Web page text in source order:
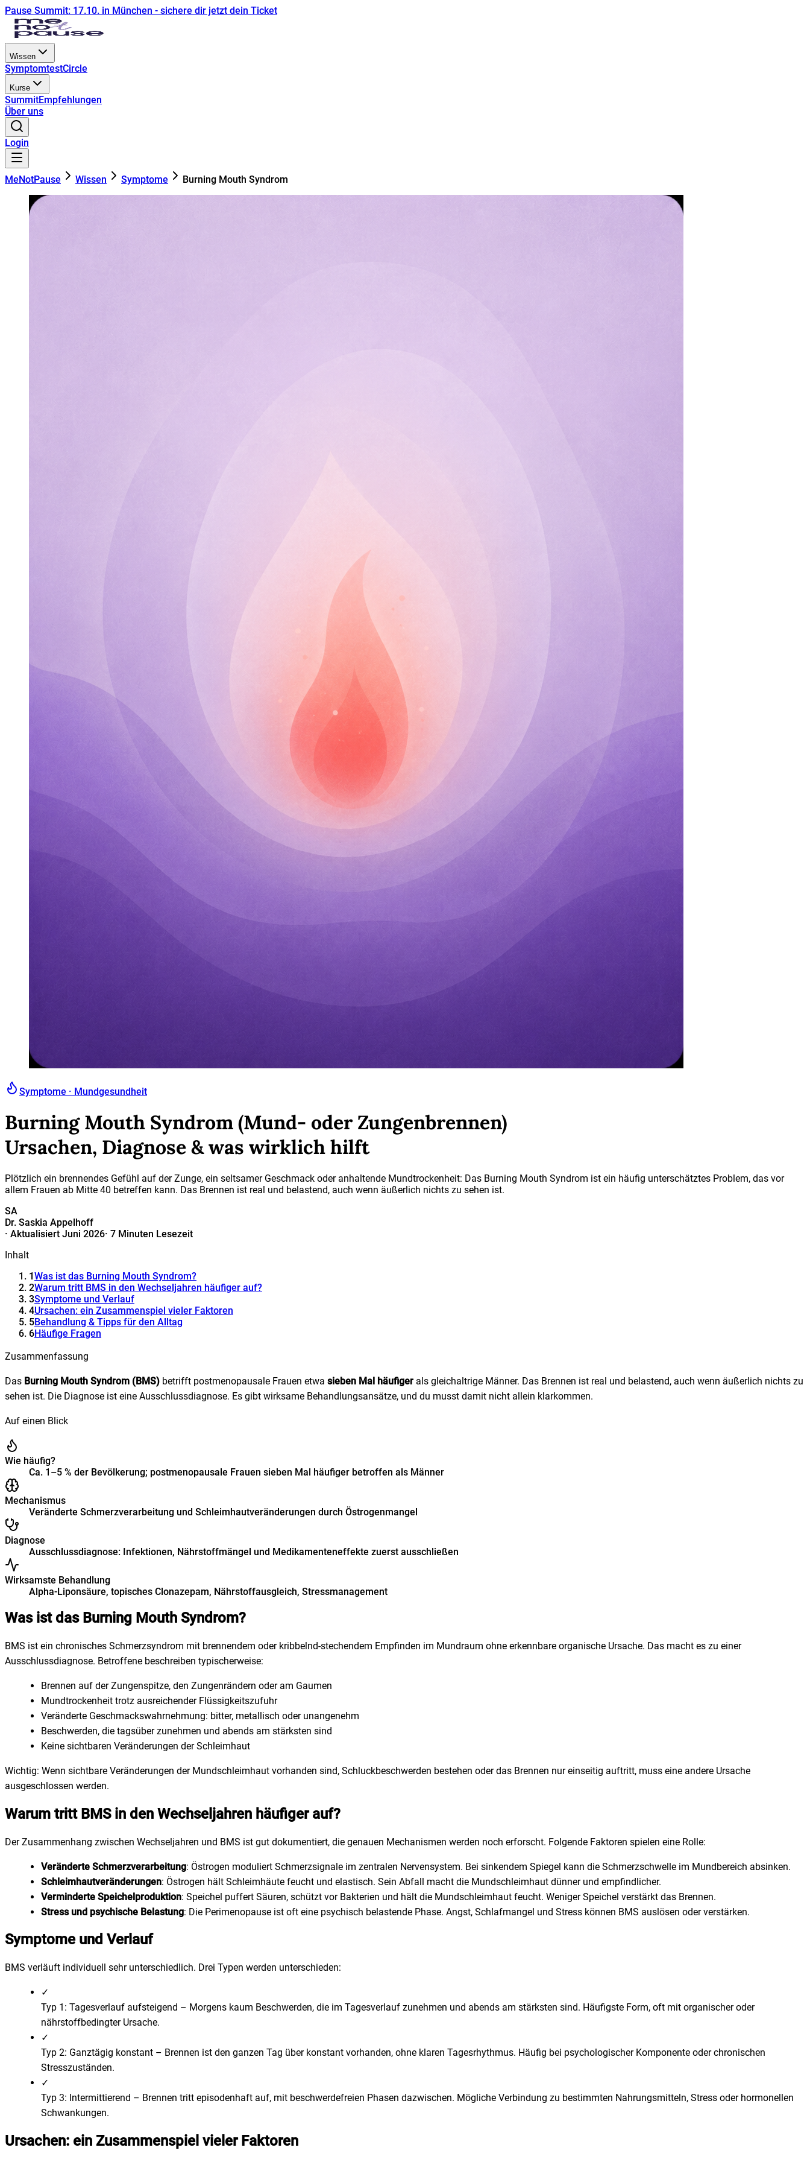
Pause Summit: 17.10. in München - sichere dir jetzt dein Ticket
Wissen
SymptomtestCircle
Kurse
SummitEmpfehlungen
Über uns
Login
MeNotPause Wissen Symptome Burning Mouth Syndrom
Symptome · Mundgesundheit
Burning Mouth Syndrom (Mund- oder Zungenbrennen)
Ursachen, Diagnose & was wirklich hilft
Plötzlich ein brennendes Gefühl auf der Zunge, ein seltsamer Geschmack oder anhaltende Mundtrockenheit: Das Burning Mouth Syndrom ist ein häufig unterschätztes Problem, das vor
allem Frauen ab Mitte 40 betreffen kann. Das Brennen ist real und belastend, auch wenn äußerlich nichts zu sehen ist.
SA
Dr. Saskia Appelhoff
· Aktualisiert Juni 2026· 7 Minuten Lesezeit
Inhalt
1Was ist das Burning Mouth Syndrom?
2Warum tritt BMS in den Wechseljahren häufiger auf?
3Symptome und Verlauf
4Ursachen: ein Zusammenspiel vieler Faktoren
5Behandlung & Tipps für den Alltag
6Häufige Fragen
Zusammenfassung
Das Burning Mouth Syndrom (BMS) betrifft postmenopausale Frauen etwa sieben Mal häufiger als gleichaltrige Männer. Das Brennen ist real und belastend, auch wenn äußerlich nichts zu
sehen ist. Die Diagnose ist eine Ausschlussdiagnose. Es gibt wirksame Behandlungsansätze, und du musst damit nicht allein klarkommen.
Auf einen Blick
Wie häufig?
Ca. 1–5 % der Bevölkerung; postmenopausale Frauen sieben Mal häufiger betroffen als Männer
Mechanismus
Veränderte Schmerzverarbeitung und Schleimhautveränderungen durch Östrogenmangel
Diagnose
Ausschlussdiagnose: Infektionen, Nährstoffmängel und Medikamenteneffekte zuerst ausschließen
Wirksamste Behandlung
Alpha-Liponsäure, topisches Clonazepam, Nährstoffausgleich, Stressmanagement
Was ist das Burning Mouth Syndrom?
BMS ist ein chronisches Schmerzsyndrom mit brennendem oder kribbelnd-stechendem Empfinden im Mundraum ohne erkennbare organische Ursache. Das macht es zu einer
Ausschlussdiagnose. Betroffene beschreiben typischerweise:
Brennen auf der Zungenspitze, den Zungenrändern oder am Gaumen
Mundtrockenheit trotz ausreichender Flüssigkeitszufuhr
Veränderte Geschmackswahrnehmung: bitter, metallisch oder unangenehm
Beschwerden, die tagsüber zunehmen und abends am stärksten sind
Keine sichtbaren Veränderungen der Schleimhaut
Wichtig: Wenn sichtbare Veränderungen der Mundschleimhaut vorhanden sind, Schluckbeschwerden bestehen oder das Brennen nur einseitig auftritt, muss eine andere Ursache
ausgeschlossen werden.
Warum tritt BMS in den Wechseljahren häufiger auf?
Der Zusammenhang zwischen Wechseljahren und BMS ist gut dokumentiert, die genauen Mechanismen werden noch erforscht. Folgende Faktoren spielen eine Rolle:
Veränderte Schmerzverarbeitung: Östrogen moduliert Schmerzsignale im zentralen Nervensystem. Bei sinkendem Spiegel kann die Schmerzschwelle im Mundbereich absinken.
Schleimhautveränderungen: Östrogen hält Schleimhäute feucht und elastisch. Sein Abfall macht die Mundschleimhaut dünner und empfindlicher.
Verminderte Speichelproduktion: Speichel puffert Säuren, schützt vor Bakterien und hält die Mundschleimhaut feucht. Weniger Speichel verstärkt das Brennen.
Stress und psychische Belastung: Die Perimenopause ist oft eine psychisch belastende Phase. Angst, Schlafmangel und Stress können BMS auslösen oder verstärken.
Symptome und Verlauf
BMS verläuft individuell sehr unterschiedlich. Drei Typen werden unterschieden:
✓
Typ 1: Tagesverlauf aufsteigend – Morgens kaum Beschwerden, die im Tagesverlauf zunehmen und abends am stärksten sind. Häufigste Form, oft mit organischer oder
nährstoffbedingter Ursache.
✓
Typ 2: Ganztägig konstant – Brennen ist den ganzen Tag über konstant vorhanden, ohne klaren Tagesrhythmus. Häufig bei psychologischer Komponente oder chronischen
Stresszuständen.
✓
Typ 3: Intermittierend – Brennen tritt episodenhaft auf, mit beschwerdefreien Phasen dazwischen. Mögliche Verbindung zu bestimmten Nahrungsmitteln, Stress oder hormonellen
Schwankungen.
Ursachen: ein Zusammenspiel vieler Faktoren